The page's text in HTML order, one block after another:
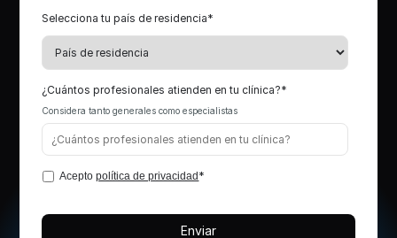
Selecciona tu país de residencia*
¿Cuántos profesionales atienden en tu clínica?*
Considera tanto generales como especialistas
Aceptopolítica de privacidad*